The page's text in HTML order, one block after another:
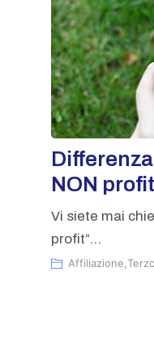
NON profit
Vi siete mai
profit”...
Affiliazione